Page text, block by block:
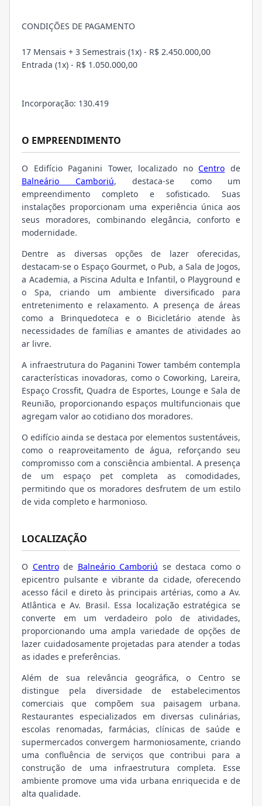
CONDIÇÕES DE PAGAMENTO
17 Mensais + 3 Semestrais (1x) - R$ 2.450.000,00
Entrada (1x) - R$ 1.050.000,00
Incorporação: 130.419
O EMPREENDIMENTO
O Edifício Paganini Tower, localizado noCentro de
Balneário Camboriú, destaca-se como um
empreendimento completo e sofisticado. Suas
instalações proporcionam uma experiência única aos
seus moradores, combinando elegância, conforto e
modernidade.
Dentre as diversas opções de lazer oferecidas,
destacam-se o Espaço Gourmet, o Pub, a Sala de Jogos,
a Academia, a Piscina Adulta e Infantil, o Playground e
o Spa, criando um ambiente diversificado para
entretenimento e relaxamento. A presença de áreas
como a Brinquedoteca e o Bicicletário atende às
necessidades de famílias e amantes de atividades ao
ar livre.
A infraestrutura do Paganini Tower também contempla
características inovadoras, como o Coworking, Lareira,
Espaço Crossfit, Quadra de Esportes, Lounge e Sala de
Reunião, proporcionando espaços multifuncionais que
agregam valor ao cotidiano dos moradores.
O edifício ainda se destaca por elementos sustentáveis,
como o reaproveitamento de água, reforçando seu
compromisso com a consciência ambiental. A presença
de um espaço pet completa as comodidades,
permitindo que os moradores desfrutem de um estilo
de vida completo e harmonioso.
LOCALIZAÇÃO
O Centrode Balneário Camboriú se destaca como o
epicentro pulsante e vibrante da cidade, oferecendo
acesso fácil e direto às principais artérias, como a Av.
Atlântica e Av. Brasil. Essa localização estratégica se
converte em um verdadeiro polo de atividades,
proporcionando uma ampla variedade de opções de
lazer cuidadosamente projetadas para atender a todas
as idades e preferências.
Além de sua relevância geográfica, o Centro se
distingue pela diversidade de estabelecimentos
comerciais que compõem sua paisagem urbana.
Restaurantes especializados em diversas culinárias,
escolas renomadas, farmácias, clínicas de saúde e
supermercados convergem harmoniosamente, criando
uma confluência de serviços que contribui para a
construção de uma infraestrutura completa. Esse
ambiente promove uma vida urbana enriquecida e de
alta qualidade.